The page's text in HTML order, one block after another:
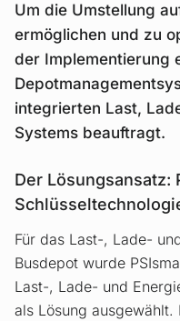
Um die Umstellung
ermöglichen und zu
der Implementierung
integrierten Last,
Systems beauftragt.
Der Lösungsansatz:
Für das Last-, Lade-
Busdepot wurde
Last-, Lade- und
als Lösung